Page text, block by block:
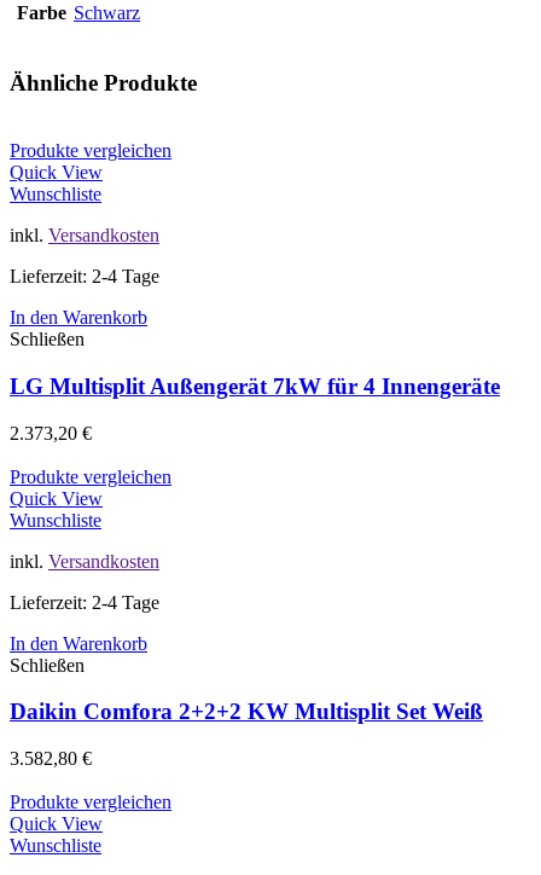
Farbe Schwarz
Ähnliche Produkte
Produkte vergleichen
Quick View
Wunschliste
inkl. Versandkosten
Lieferzeit: 2-4 Tage
In den Warenkorb
Schließen
LG Multisplit Außengerät 7kW für 4 Innengeräte
2.373,20 €
Produkte vergleichen
Quick View
Wunschliste
inkl. Versandkosten
Lieferzeit: 2-4 Tage
In den Warenkorb
Schließen
Daikin Comfora 2+2+2 KW Multisplit Set Weiß
3.582,80 €
Produkte vergleichen
Quick View
Wunschliste